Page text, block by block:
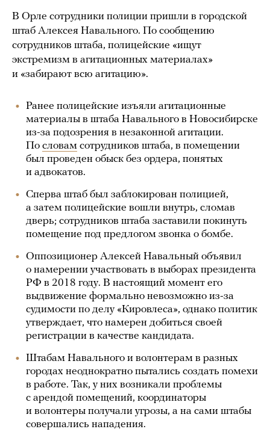
В Орле сотрудники полиции пришли в городской
штаб Алексея Навального. По сообщению
сотрудников штаба, полицейские «ищут
экстремизм в агитационных материалах»
и «забирают всю агитацию».
Ранее полицейские изъяли агитационные
материалы в штаба Навального в Новосибирске
из-за подозрения в незаконной агитации.
По словам сотрудников штаба, в помещении
был проведен обыск без ордера, понятых
и адвокатов.
Сперва штаб был заблокирован полицией,
а затем полицейские вошли внутрь, сломав
дверь; сотрудников штаба заставили покинуть
помещение под предлогом звонка о бомбе.
Оппозиционер Алексей Навальный объявил
о намерении участвовать в выборах президента
РФ в 2018 году. В настоящий момент его
выдвижение формально невозможно из-за
судимости по делу «Кировлеса», однако политик
утверждает, что намерен добиться своей
регистрации в качестве кандидата.
Штабам Навального и волонтерам в разных
городах неоднократно пытались создать помехи
в работе. Так, у них возникали проблемы
с арендой помещений, координаторы
и волонтеры получали угрозы, а на сами штабы
совершались нападения.